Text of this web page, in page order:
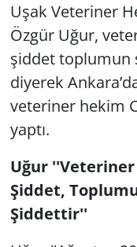
Uşak Veteriner
Özgür Uğur,
şiddet toplumun
diyerek
veteriner hekim
yaptı.
Uğur
Şiddet,
Şiddettir''